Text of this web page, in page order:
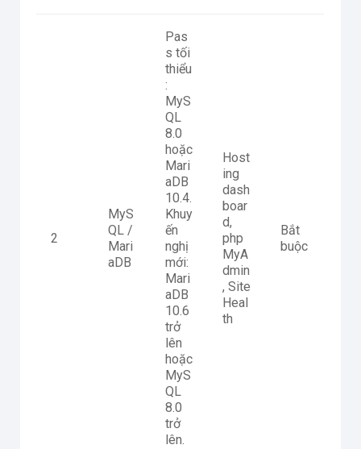
2
MyS
QL /
Mari
aDB
Pas
s tối
thiểu
:
MyS
QL
8.0
hoặc
Mari
aDB
10.4.
Khuy
ến
nghị
mới:
Mari
aDB
10.6
trở
lên
hoặc
MyS
QL
8.0
trở
lên.
Host
ing
dash
boar
d,
php
MyA
dmin
, Site
Heal
th
Bắt
buộc